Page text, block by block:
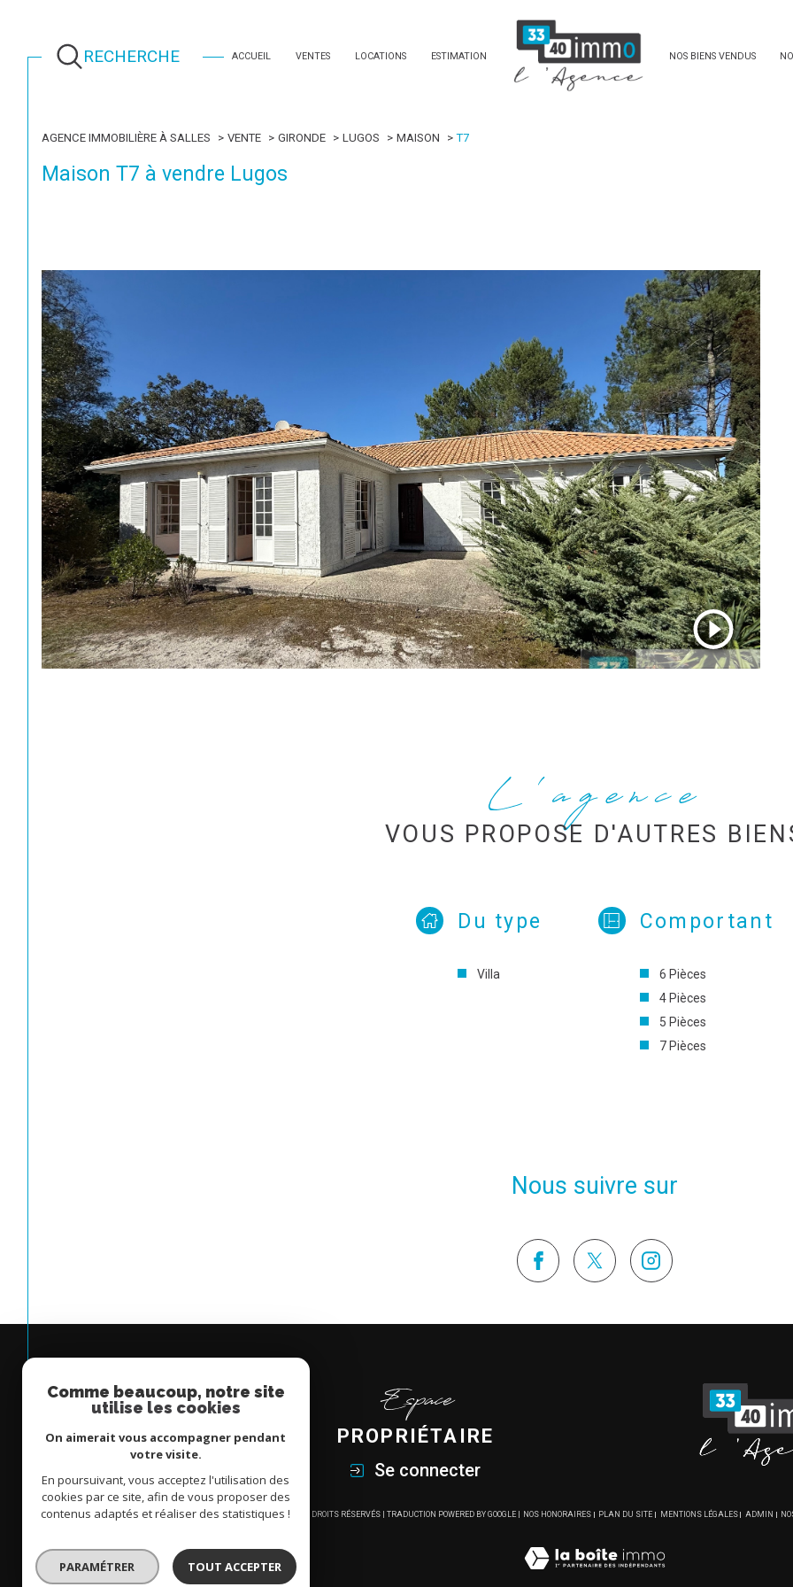
ACCUEIL VENTES LOCATIONS ESTIMATION NOS BIENS VENDUS
RECHERCHE
AGENCE IMMOBILIÈRE À SALLES VENTE GIRONDE LUGOS MAISON T7
Maison T7 à vendre Lugos
L'agence
VOUS PROPOSE D'AUTRES
Du type
Villa
Comportant
6 Pièces
4 Pièces
5 Pièces
7 Pièces
Nous suivre sur
Espace
PROPRIÉTAIRE
Se connecter
© 2026 | TOUS DROITS RÉSERVÉS | TRADUCTION POWERED BY GOOGLE | NOS HONORAIRES PLAN DU SITE MENTIONS LÉGALES ADMIN
Comme beaucoup, notre site
utilise les cookies
On aimerait vous accompagner pendant
votre visite.
En poursuivant, vous acceptez l'utilisation des
cookies par ce site, afin de vous proposer des
contenus adaptés et réaliser des statistiques !
PARAMÉTRER TOUT ACCEPTER